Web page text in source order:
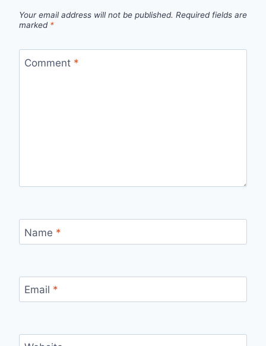
Your email address will not be published. Required fields are
marked *
Comment *
Name *
Email *